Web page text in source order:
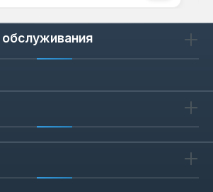
обслуживания